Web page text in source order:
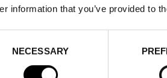
information that you’ve provided to
NECESSARY